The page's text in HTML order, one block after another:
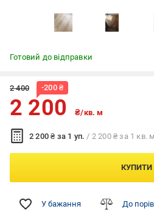
Готовий до відправки
2 400 -200₴
2 200 ₴/кв. м
2 200 ₴ за 1 уп. / 2 200 ₴ за 1 кв. м
КУПИТИ
У бажання До